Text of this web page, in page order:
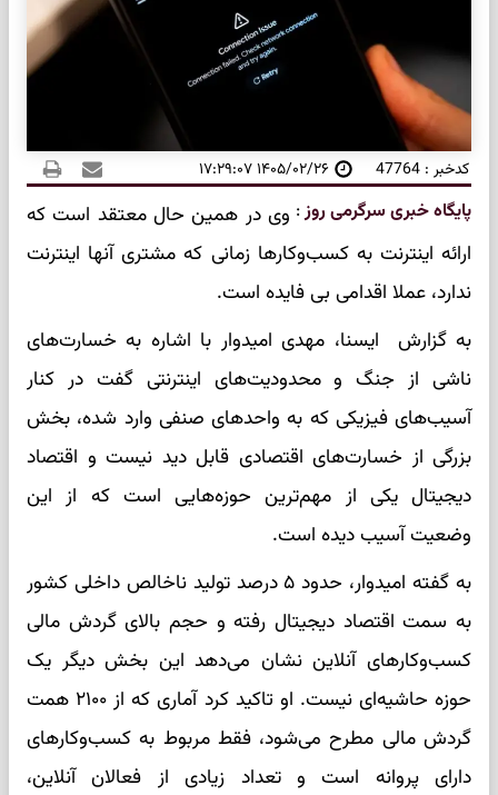
کدخبر : 47764 ۱۴۰۵/۰۲/۲۶ ۱۷:۲۹:۰۷
پایگاه خبری سرگرمی روز: وی در همین حال معتقد است که
ارائه اینترنت به کسب‌وکارها زمانی که مشتری آنها اینترنت
ندارد، عملا اقدامی بی فایده است.
به گزارش ایسنا، مهدی امیدوار با اشاره به خسارت‌های
ناشی از جنگ و محدودیت‌های اینترنتی گفت در کنار
آسیب‌های فیزیکی که به واحدهای صنفی وارد شده، بخش
بزرگی از خسارت‌های اقتصادی قابل دید نیست و اقتصاد
دیجیتال یکی از مهم‌ترین حوزه‌هایی است که از این
وضعیت آسیب دیده است.
به گفته امیدوار، حدود ۵ درصد تولید ناخالص داخلی کشور
به سمت اقتصاد دیجیتال رفته و حجم بالای گردش مالی
کسب‌وکارهای آنلاین نشان می‌دهد این بخش دیگر یک
حوزه حاشیه‌ای نیست. او تاکید کرد آماری که از ۲۱۰۰ همت
گردش مالی مطرح می‌شود، فقط مربوط به کسب‌وکارهای
دارای پروانه است و تعداد زیادی از فعالان آنلاین،